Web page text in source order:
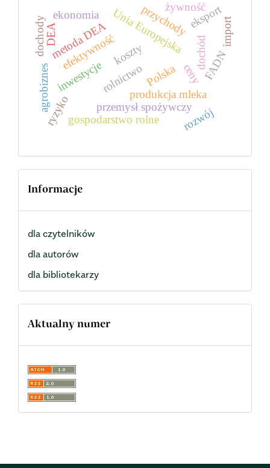
rolnictwo
efektywność
produkcja mleka
Polska
Unia Europejska
inwestycje
metoda DEA
ekonomia
przemysł spożywczy
gospodarstwo rolne
cenyFADN
koszty dochód
przychodyeksport
dochody
rozwój
agrobiznesryzyko
żywność
DEA import
Informacje
dla czytelników
dla autorów
dla bibliotekarzy
Aktualny numer